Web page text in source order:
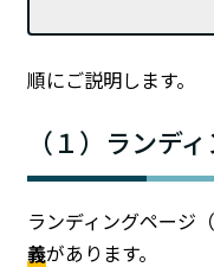
順にご説明します。
（１）ランデ
ランディングページ
義があります。